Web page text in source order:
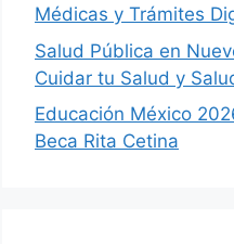
Médicas y Trámites
Salud Pública en
Cuidar tu Salud y
Educación México
Beca Rita Cetina